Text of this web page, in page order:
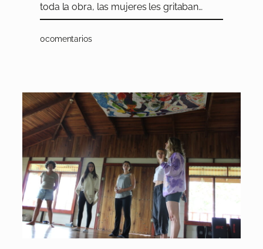
toda la obra, las mujeres les gritaban…
0comentarios